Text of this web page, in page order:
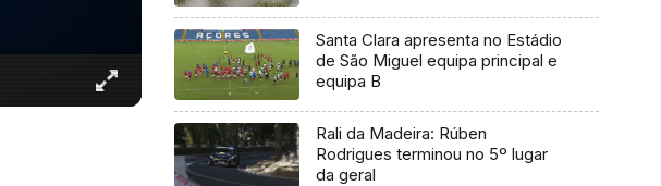
Santa Clara apresenta no Estádio
de São Miguel equipa principal e
equipa B
Rali da Madeira: Rúben
Rodrigues terminou no 5º lugar
da geral